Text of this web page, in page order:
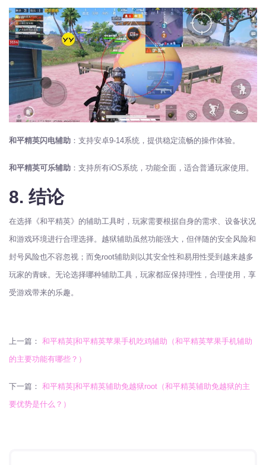
和平精英闪电辅助 ：支持安卓9-14系统，提供稳定流畅的操作体验。
和平精英可乐辅助 ：支持所有iOS系统，功能全面，适合普通玩家使用。
8. 结论
在选择《和平精英》的辅助工具时，玩家需要根据自身的需求、设备状况
和游戏环境进行合理选择。越狱辅助虽然功能强大，但伴随的安全风险和
封号风险也不容忽视；而免root辅助则以其安全性和易用性受到越来越多
玩家的青睐。无论选择哪种辅助工具，玩家都应保持理性，合理使用，享
受游戏带来的乐趣。
上一篇： 和平精英|和平精英苹果手机吃鸡辅助（和平精英苹果手机辅助
的主要功能有哪些？）
下一篇： 和平精英|和平精英辅助免越狱root（和平精英辅助免越狱的主
要优势是什么？）